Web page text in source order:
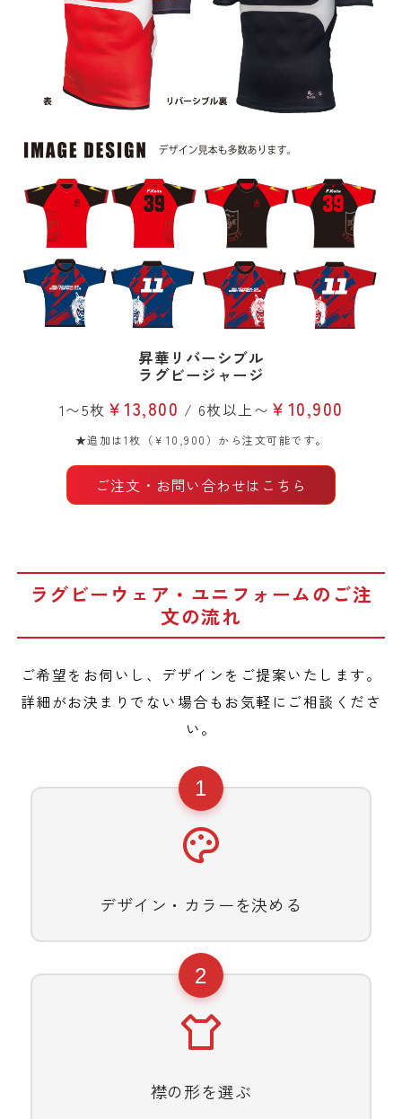
昇華リバーシブル
ラグビージャージ
1〜5枚 ￥13,800 / 6枚以上〜 ￥10,900
★追加は1枚（￥10,900）から注文可能です。
ご注文・お問い合わせはこちら
ラグビーウェア・ユニフォームのご注
文の流れ
ご希望をお伺いし、デザインをご提案いたします。
詳細がお決まりでない場合もお気軽にご相談くださ
い。
1
デザイン・カラーを決める
2
襟の形を選ぶ